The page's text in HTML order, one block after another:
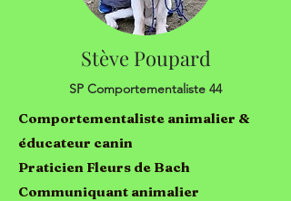
Stève Poupard
SP Comportementaliste 44
Comportementaliste animalier &
éducateur canin
Praticien Fleurs de Bach
Communiquant animalier